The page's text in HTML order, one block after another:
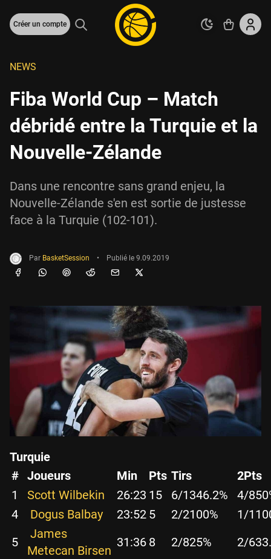
Créer un compte
NEWS
Fiba World Cup – Match
débridé entre la Turquie et la
Nouvelle-Zélande
Dans une rencontre sans grand enjeu, la
Nouvelle-Zélande s'en est sortie de justesse
face à la Turquie (102-101).
Par BasketSession • Publié le 9.09.2019
Turquie
# Joueurs Min Pts Tirs
2Pts
1
Scott Wilbekin 26:23 15 6/1346.2% 4/8
4
Dogus Balbay 23:52 5 2/2100% 1/1
5
James
Metecan Birsen
31:36 8 2/825% 2/6